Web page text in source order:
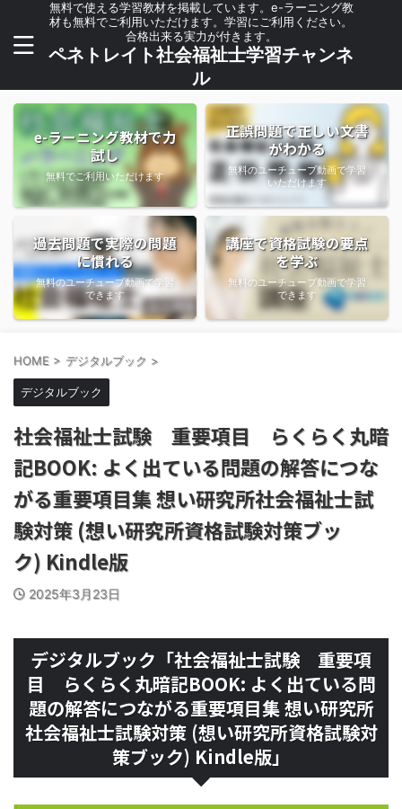
無料で使える学習教材を掲載しています。e-ラーニング教
材も無料でご利用いただけます。学習にご利用ください。
合格出来る実力が付きます。
ペネトレイト社会福祉士学習チャンネ
ル
e-ラーニング教材で力
試し
無料でご利用いただけます
正誤問題で正しい文書
がわかる
無料のユーチューブ動画で学習
いただけます
過去問題で実際の問題
に慣れる
無料のユーチューブ動画で学習
できます
講座で資格試験の要点
を学ぶ
無料のユーチューブ動画で学習
できます
HOME > デジタルブック >
デジタルブック
社会福祉士試験 重要項目 らくらく丸暗
記BOOK: よく出ている問題の解答につな
がる重要項目集 想い研究所社会福祉士試
験対策 (想い研究所資格試験対策ブッ
ク) Kindle版
2025年3月23日
デジタルブック「社会福祉士試験 重要項
目 らくらく丸暗記BOOK: よく出ている問
題の解答につながる重要項目集 想い研究所
社会福祉士試験対策 (想い研究所資格試験対
策ブック) Kindle版」